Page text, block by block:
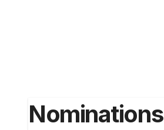
Nominations